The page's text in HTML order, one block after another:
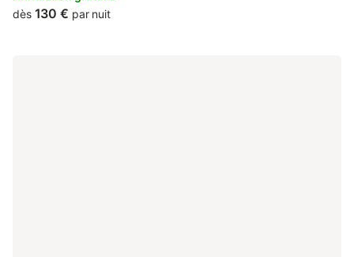
et les saintes marie de la mer. Ce logement vous permettra de
dès 130 € par nuit